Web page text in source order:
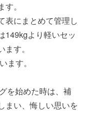
。
表にまとめて管理し
149kgより軽いセッ
す。
ます。
を始めた時は、補
まい、悔しい思いを